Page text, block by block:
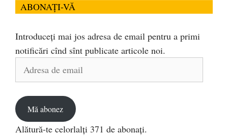
ABONAȚI-VĂ
Introduceți mai jos adresa de email pentru a primi
notificări cînd sînt publicate articole noi.
Adresa
Mă abonez
Alătură-te celorlalți 371 de abonați.